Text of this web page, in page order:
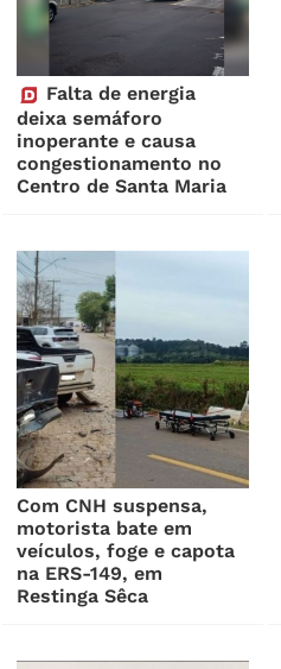
Falta de energia
deixa semáforo
inoperante e causa
congestionamento no
Centro de Santa Maria
Com CNH suspensa,
motorista bate em
veículos, foge e capota
na ERS-149, em
Restinga Sêca